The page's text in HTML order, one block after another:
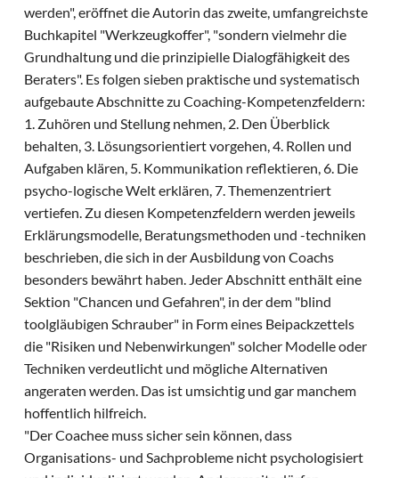
werden", eröffnet die Autorin das zweite, umfangreichste
Buchkapitel "Werkzeugkoffer", "sondern vielmehr die
Grundhaltung und die prinzipielle Dialogfähigkeit des
Beraters". Es folgen sieben praktische und systematisch
aufgebaute Abschnitte zu Coaching-Kompetenzfeldern:
1. Zuhören und Stellung nehmen, 2. Den Überblick
behalten, 3. Lösungsorientiert vorgehen, 4. Rollen und
Aufgaben klären, 5. Kommunikation reflektieren, 6. Die
psycho-logische Welt erklären, 7. Themenzentriert
vertiefen. Zu diesen Kompetenzfeldern werden jeweils
Erklärungsmodelle, Beratungsmethoden und -techniken
beschrieben, die sich in der Ausbildung von Coachs
besonders bewährt haben. Jeder Abschnitt enthält eine
Sektion "Chancen und Gefahren", in der dem "blind
toolgläubigen Schrauber" in Form eines Beipackzettels
die "Risiken und Nebenwirkungen" solcher Modelle oder
Techniken verdeutlicht und mögliche Alternativen
angeraten werden. Das ist umsichtig und gar manchem
hoffentlich hilfreich.
"Der Coachee muss sicher sein können, dass
Organisations- und Sachprobleme nicht psychologisiert